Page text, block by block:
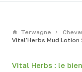
Terwagne
Vital'Herbs Mud Lotion
Vital Herbs : le